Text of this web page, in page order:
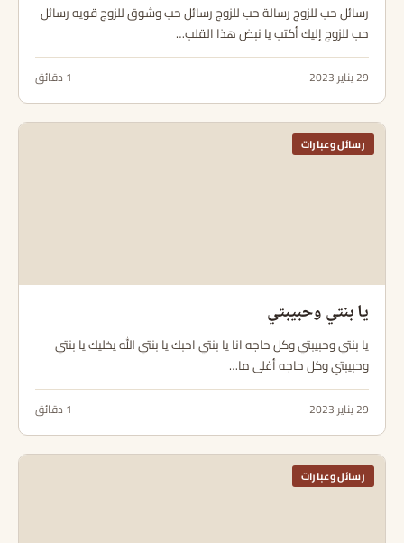
رسائل حب للزوج رسالة حب للزوج رسائل حب وشوق للزوج قويه رسائل
حب للزوج إليك أكتب يا نبض هذا القلب…
29 يناير 2023 1 دقائق
رسائل وعبارات
يا بنتي وحبيبتي
يا بنتي وحبيبتي وكل حاجه انا يا بنتي احبك يا بنتي الله يخليك يا بنتي
وحبيبتي وكل حاجه أغلى ما…
29 يناير 2023 1 دقائق
رسائل وعبارات